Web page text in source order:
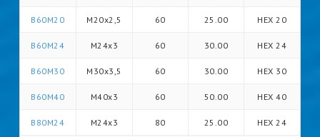
B60M20 M20x2,5 60 25.00 HEX 20
B60M24 M24x3 60 30.00 HEX 24
B60M30 M30x3,5 60 30.00 HEX 30
B60M40 M40x3 60 50.00 HEX 40
B80M24 M24x3 80 25.00 HEX 24